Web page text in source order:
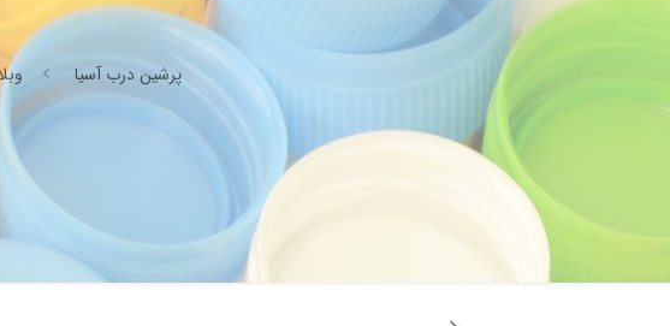
پرشین درب آسیا